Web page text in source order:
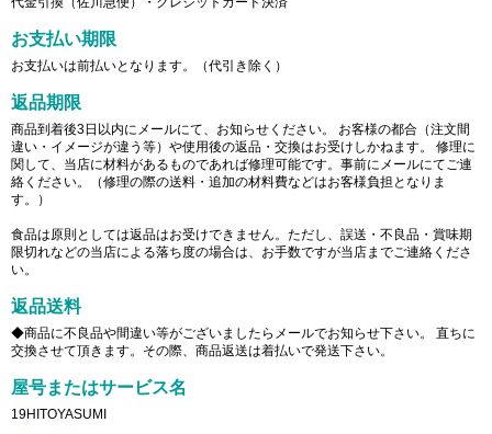
お支払い期限
お支払いは前払いとなります。（代引き除く）
返品期限
商品到着後3日以内にメールにて、お知らせください。 お客様の都合（注文間
違い・イメージが違う等）や使用後の返品・交換はお受けしかねます。 修理に
関して、当店に材料があるものであれば修理可能です。事前にメールにてご連
絡ください。（修理の際の送料・追加の材料費などはお客様負担となりま
す。）
食品は原則としては返品はお受けできません。ただし、誤送・不良品・賞味期
限切れなどの当店による落ち度の場合は、お手数ですが当店までご連絡くださ
い。
返品送料
◆商品に不良品や間違い等がございましたらメールでお知らせ下さい。 直ちに
交換させて頂きます。その際、商品返送は着払いで発送下さい。
屋号またはサービス名
19HITOYASUMI